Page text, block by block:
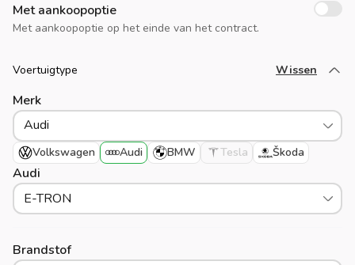
Met aankoopoptie
Met aankoopoptie op het einde van het contract.
Voertuigtype Wissen
Laad meer
Merk
Audi
Volkswagen Audi BMW Tesla Škoda
Audi
E-TRON
Brandstof